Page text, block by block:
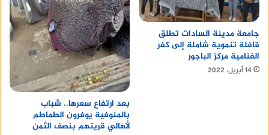
جامعة مدينة السادات تطلق
قافلة تنموية شاملة إلى كفر
الغنامية مركز الباجور
14 أبريل، 2022
بعد ارتفاع سعرها.. شباب
بالمنوفية يوفرون الطماطم
لأهالي قريتهم بنصف الثمن